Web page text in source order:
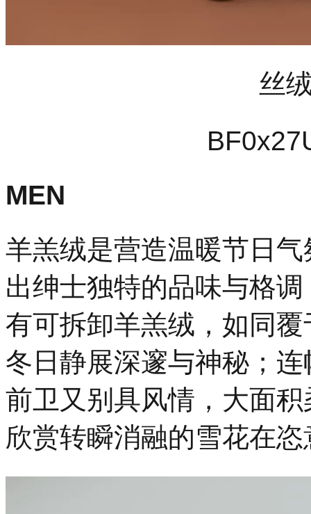
丝
BF0
MEN
羊羔绒是营造温暖节日
出绅士独特的品味与格
有可拆卸羊羔绒，如同
冬日静展深邃与神秘；
前卫又别具风情，大面
欣赏转瞬消融的雪花在